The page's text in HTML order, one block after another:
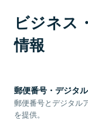
ビジネス
情報
郵便番号・デジタ
郵便番号とデジタル
を提供。